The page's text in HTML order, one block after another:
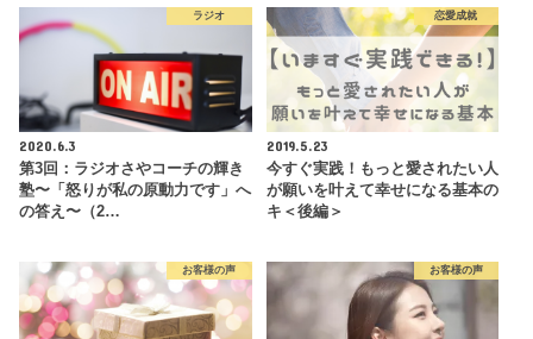
ラジオ
2020.6.3
第3回：ラジオさやコーチの輝き
塾〜「怒りが私の原動力です」へ
の答え〜（2…
恋愛成就
2019.5.23
今すぐ実践！もっと愛されたい人
が願いを叶えて幸せになる基本の
キ＜後編＞
お客様の声 お客様の声